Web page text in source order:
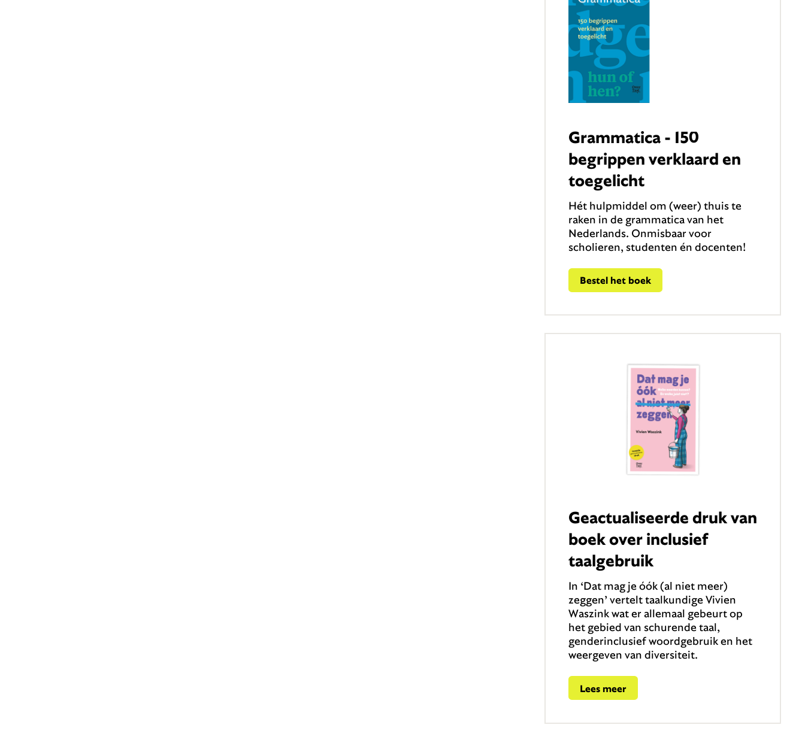
Grammatica - 150
begrippen verklaard en
toegelicht
Hét hulpmiddel om (weer) thuis te
raken in de grammatica van het
Nederlands. Onmisbaar voor
scholieren, studenten én docenten!
Bestel het boek
Geactualiseerde druk van
boek over inclusief
taalgebruik
In ‘Dat mag je óók (al niet meer)
zeggen’ vertelt taalkundige Vivien
Waszink wat er allemaal gebeurt op
het gebied van schurende taal,
genderinclusief woordgebruik en het
weergeven van diversiteit.
Lees meer